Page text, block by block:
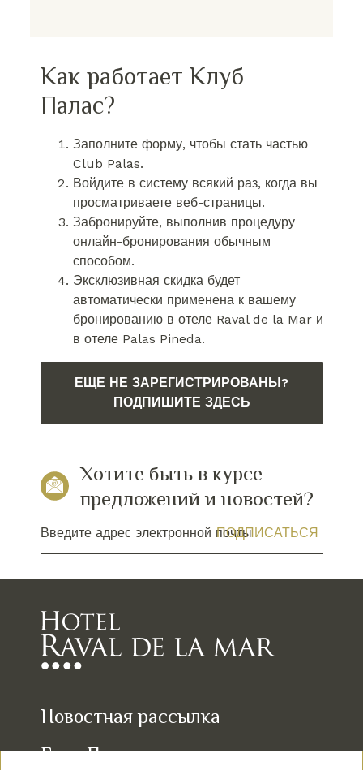
Как работает Клуб
Палас?
Заполните форму, чтобы стать частью
Club Palas.
Войдите в систему всякий раз, когда вы
просматриваете веб-страницы.
Забронируйте, выполнив процедуру
онлайн-бронирования обычным
способом.
Эксклюзивная скидка будет
автоматически применена к вашему
бронированию в отеле Raval de la Mar и
в отеле Palas Pineda.
ЕЩЕ НЕ ЗАРЕГИСТРИРОВАНЫ?
ПОДПИШИТЕ ЗДЕСЬ
Хотите быть в курсе
предложений и новостей?
Введите адрес электронной почты
Новостная рассылка
Груп Палас